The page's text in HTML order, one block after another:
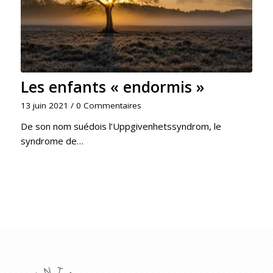
Les enfants « endormis »
13 juin 2021 / 0 Commentaires
De son nom suédois l’Uppgivenhetssyndrom, le
syndrome de…